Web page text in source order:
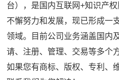
台），是国内互联网+知识产
不懈努力和发展，现已形成一
领域。目前公司业务涵盖国内
请、注册、管理、交易等多个
如果您有商标、版权、专利、